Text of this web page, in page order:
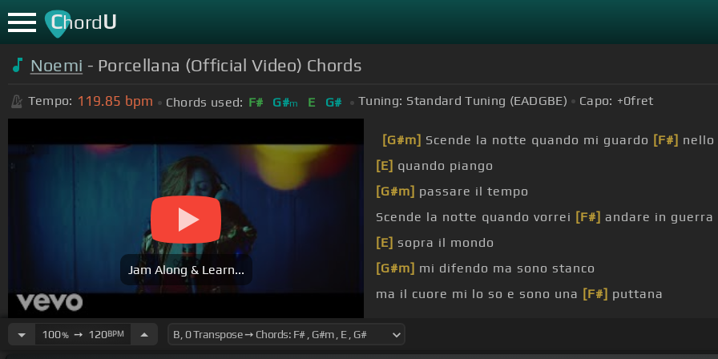
ChordU
Noemi - Porcellana (Official Video) Chords
Tempo: 119.85 bpm Chords used: F# G#m E G# Tuning: Standard Tuning (EADGBE) Capo: +0fret
Jam Along & Learn...
[G#m] Scende la notte quando mi guardo [F#]
[E] quando piango
[G#m] passare il tempo
Scende la notte quando vorrei [F#] andare in
[E] sopra il mondo
[G#m] mi difendo ma sono stanco
ma il cuore mi lo so e sono una [F#] puttana
100%➙ 120BPM